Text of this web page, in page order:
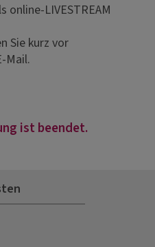
online-LIVESTREAM
Sie kurz vor
Mail.
ist beendet.